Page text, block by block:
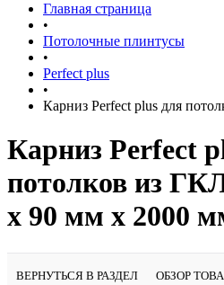
Главная страница
•
Потолочные плинтусы
•
Perfect plus
•
Карниз Perfect plus для
Карниз Perfect
потолков из
х 90 мм х 2000
ВЕРНУТЬСЯ В РАЗДЕЛ ОБЗОР